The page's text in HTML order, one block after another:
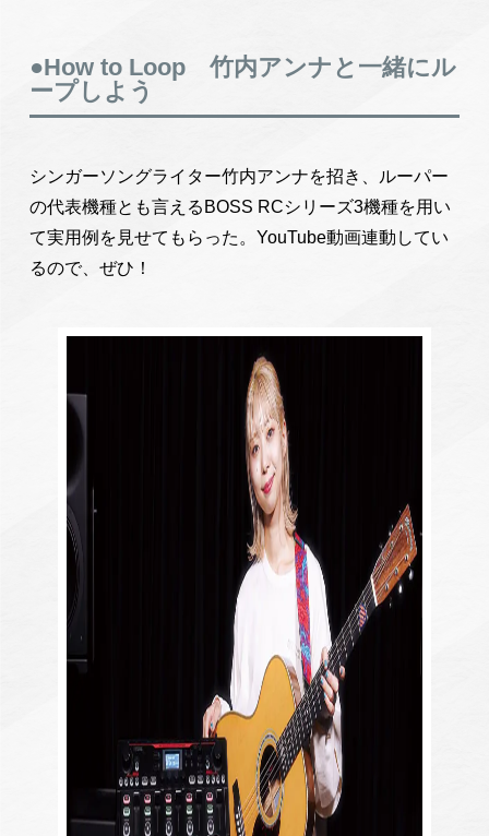
●How to Loop 竹内アンナと一緒にル
ープしよう
シンガーソングライター竹内アンナを招き、ルーパー
の代表機種とも言えるBOSS RCシリーズ3機種を用い
て実用例を見せてもらった。YouTube動画連動してい
るので、ぜひ！